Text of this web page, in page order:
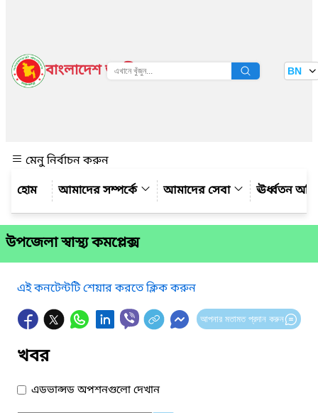
বাংলাদেশ জাতীয় তথ্য বাতায়ন BN
মেনু নির্বাচন করুন
আমাদের সম্পর্কে
আমাদের সেবা ঊর্ধ্বতন
উপজেলা স্বাস্থ্য কমপ্লেক্স
এই কনটেন্টটি শেয়ার করতে ক্লিক করুন
আপনার মতামত প্রদান করুন
খবর
এডভান্সড অপশনগুলো দেখান